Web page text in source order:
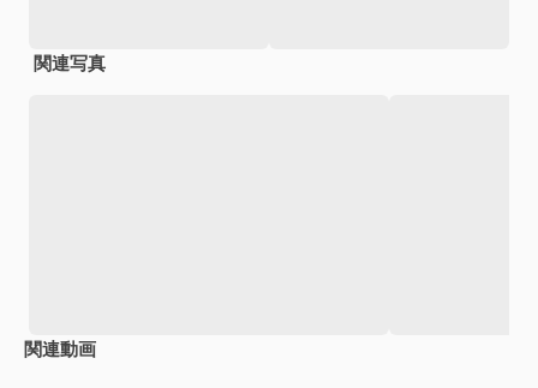
関連写真
関連動画